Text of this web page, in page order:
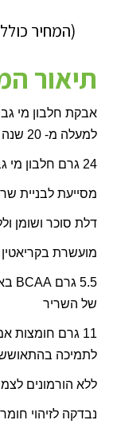
(המחיר
תיאור
אבקת חלבון מי
למעלה מ- 20 שנה
24 גרם חלבון מי גבינה איכותי במנה לבניה ותחזוקת השריר
מסייעת לבניית
דלת סוכר ושומן
מועשרת בקריאטין 3 גרם למנה כדי לתמוך בביצועים שלך
5.5 גרם BCAA
של השריר
11 גרם חומצות אמינו חיוניות (
לתמיכה
ללא הורמונים
נבדקה לזיהוי